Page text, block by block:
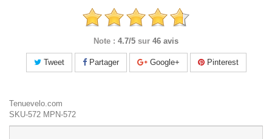
Note : 4.7/5 sur 46 avis
Tweet Partager Google+ Pinterest
Tenuevelo.com
SKU-572 MPN-572